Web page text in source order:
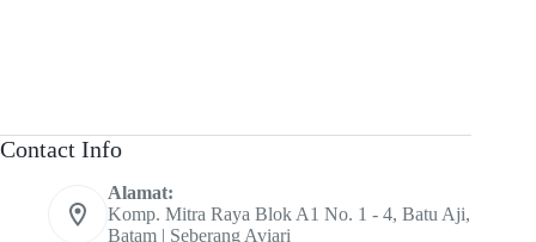
Contact Info
Alamat:
Komp. Mitra Raya Blok A1 No. 1 - 4, Batu Aji,
Batam | Seberang Aviari